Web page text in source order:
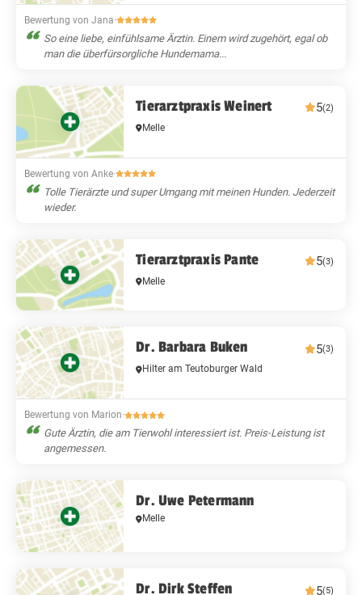
Bewertung von Jana·
So eine liebe, einfühlsame Ärztin. Einem wird zugehört, egal ob
man die überfürsorgliche Hundemama...
Tierarztpraxis Weinert 5(2)
Melle
Bewertung von Anke·
Tolle Tierärzte und super Umgang mit meinen Hunden. Jederzeit
wieder.
Tierarztpraxis Pante 5(3)
Melle
Dr. Barbara Buken 5(3)
Hilter am Teutoburger Wald
Bewertung von Marion·
Gute Ärztin, die am Tierwohl interessiert ist. Preis-Leistung ist
angemessen.
Dr. Uwe Petermann
Melle
Dr. Dirk Steffen 5(5)